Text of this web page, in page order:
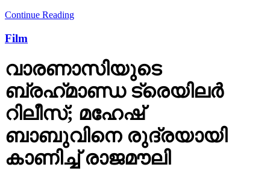
Continue Reading
Film
വാരണാസിയുടെ
ബ്രഹ്‌മാണ്ഡ ട്രെയിലര്‍
റിലീസ്; മഹേഷ്
ബാബുവിനെ രുദ്രയായി
കാണിച്ച് രാജമൗലി